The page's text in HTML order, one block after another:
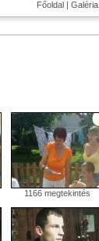
Főoldal | Galéria
1166 megtekintés